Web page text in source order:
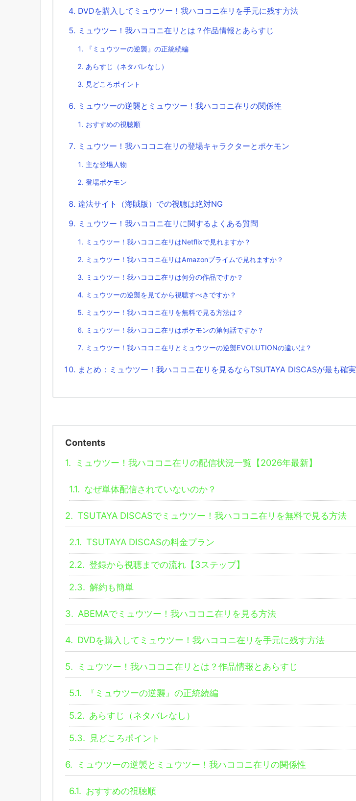
DVDを購入してミュウツー！我ハココニ在リを手元に残す方法
ミュウツー！我ハココニ在リとは？作品情報とあらすじ
『ミュウツーの逆襲』の正統続編
あらすじ（ネタバレなし）
見どころポイント
ミュウツーの逆襲とミュウツー！我ハココニ在リの関係性
おすすめの視聴順
ミュウツー！我ハココニ在リの登場キャラクターとポケモン
主な登場人物
登場ポケモン
違法サイト（海賊版）での視聴は絶対NG
ミュウツー！我ハココニ在リに関するよくある質問
ミュウツー！我ハココニ在リはNetflixで見れますか？
ミュウツー！我ハココニ在リはAmazonプライムで見れますか？
ミュウツー！我ハココニ在リは何分の作品ですか？
ミュウツーの逆襲を見てから視聴すべきですか？
ミュウツー！我ハココニ在リを無料で見る方法は？
ミュウツー！我ハココニ在リはポケモンの第何話ですか？
ミュウツー！我ハココニ在リとミュウツーの逆襲EVOLUTIONの違いは？
まとめ：ミュウツー！我ハココニ在リを見るならTSUTAYA DISCASが最も確実
Contents
1.
ミュウツー！我ハココニ在リの配信状況一覧【2026年最新】
1.1. なぜ単体配信されていないのか？
2. TSUTAYA DISCASでミュウツー！我ハココニ在リを無料で見る方法
2.1. TSUTAYA DISCASの料金プラン
2.2. 登録から視聴までの流れ【3ステップ】
2.3. 解約も簡単
3. ABEMAでミュウツー！我ハココニ在リを見る方法
4. DVDを購入してミュウツー！我ハココニ在リを手元に残す方法
5. ミュウツー！我ハココニ在リとは？作品情報とあらすじ
5.1. 『ミュウツーの逆襲』の正統続編
5.2. あらすじ（ネタバレなし）
5.3. 見どころポイント
6. ミュウツーの逆襲とミュウツー！我ハココニ在リの関係性
6.1. おすすめの視聴順